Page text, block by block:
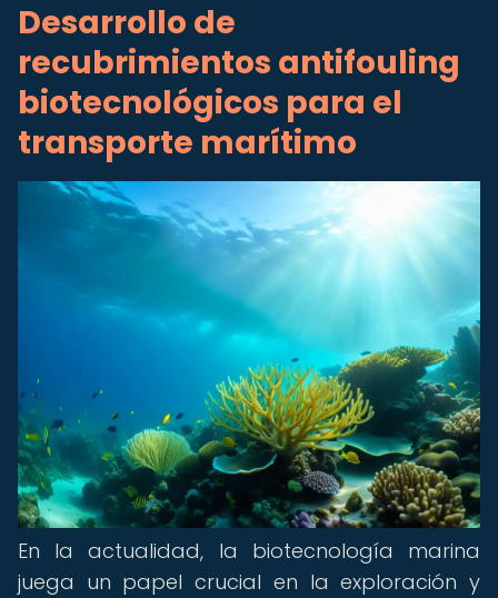
Desarrollo de
recubrimientos antifouling
biotecnológicos para el
transporte marítimo
En la actualidad, la biotecnología marina
juega un papel crucial en la exploración y